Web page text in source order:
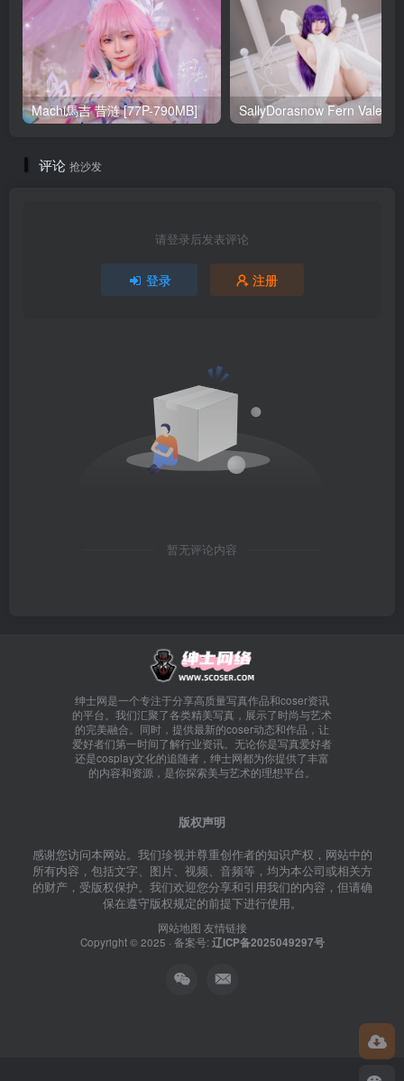
Machi馬吉 昔涟 [77P-790MB]
评论 抢沙发
请登录后发表评论
登录 注册
暂无评论内容
绅士网是一个专注于分享高质量写真作品和coser资讯
的平台。我们汇聚了各类精美写真，展示了时尚与艺术
的完美融合。同时，提供最新的coser动态和作品，让
爱好者们第一时间了解行业资讯。无论你是写真爱好者
还是cosplay文化的追随者，绅士网都为你提供了丰富
的内容和资源，是你探索美与艺术的理想平台。
版权声明
感谢您访问本网站。我们珍视并尊重创作者的知识产权，网站中的
所有内容，包括文字、图片、视频、音频等，均为本公司或相关方
的财产，受版权保护。我们欢迎您分享和引用我们的内容，但请确
保在遵守版权规定的前提下进行使用。
网站地图 友情链接
Copyright © 2025 · 备案号: 辽ICP备2025049297号